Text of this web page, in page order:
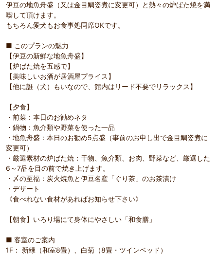
伊豆の地魚舟盛（又は金目鯛姿煮に変更可）と熱々の炉ばた焼を満
喫して頂けます。
もちろん愛犬もお食事処同席OKです。
■ このプランの魅力
【伊豆の新鮮な地魚舟盛】
【炉ばた焼を五感で】
【美味しいお酒が居酒屋プライス】
【他に誰（犬）もいなので、館内はリード不要でリラックス】
【夕食】
・前菜：本日のお勧めネタ
・鍋物：魚介類や野菜を使った一品
・地魚舟盛：本日のお勧め5点盛（事前のお申し出で金目鯛姿煮に
変更可）
・厳選素材の炉ばた焼：干物、魚介類、お肉、野菜など、厳選した
6～7品を目の前で焼き上げます。
・〆の至福：炭火焼魚と伊豆名産「ぐり茶」のお茶漬け
・デザート
《食べれない食材があればお知らせ下さい》
【朝食】いろり場にて身体にやさしい「和食膳」
■ 客室のご案内
1F： 新緑（和室8畳）、白菊（8畳・ツインベッド）